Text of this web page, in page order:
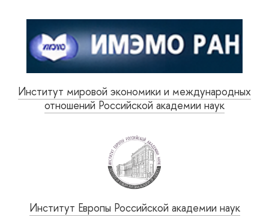
Институт мировой экономики и международных
отношений Российской академии наук
Институт Европы Российской академии наук